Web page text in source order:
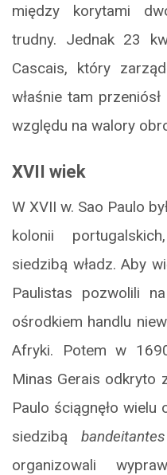
między korytami
trudny. Jednak 23
Cascais, który
właśnie tam
względu na walory
XVII wiek
W XVII w. Sao Paulo
kolonii
siedzibą władz. Aby
Paulistas pozwolili
ośrodkiem handlu
Afryki. Potem w
Minas Gerais odkryto
Paulo ściągnęło wielu
siedzibą bandeitantes
organizowali